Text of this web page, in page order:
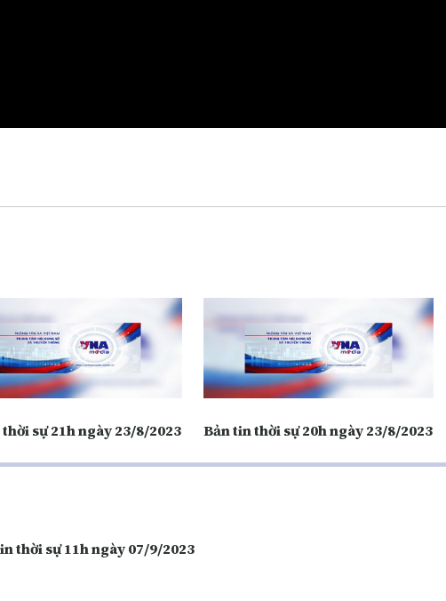
sự 21h ngày 23/8/2023 Bản tin thời sự 20h ngày 23/8/2023
thời sự 11h ngày 07/9/2023